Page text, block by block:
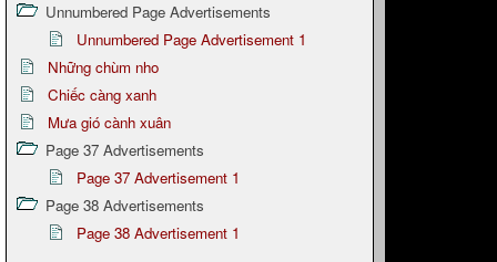
Unnumbered Page Advertisements
Unnumbered Page Advertisement 1
Những chùm nho
Chiếc càng xanh
Mưa gió cành xuân
Page 37 Advertisements
Page 37 Advertisement 1
Page 38 Advertisements
Page 38 Advertisement 1